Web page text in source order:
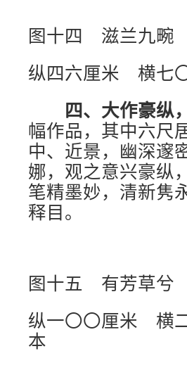
图十四 滋兰九畹
纵四六厘米 横七
四、大作豪纵
幅作品，其中六尺
中、近景，幽深邃
娜，观之意兴豪纵
笔精墨妙，清新隽
释目。
图十五 有芳草兮
纵一〇〇厘米 横
本